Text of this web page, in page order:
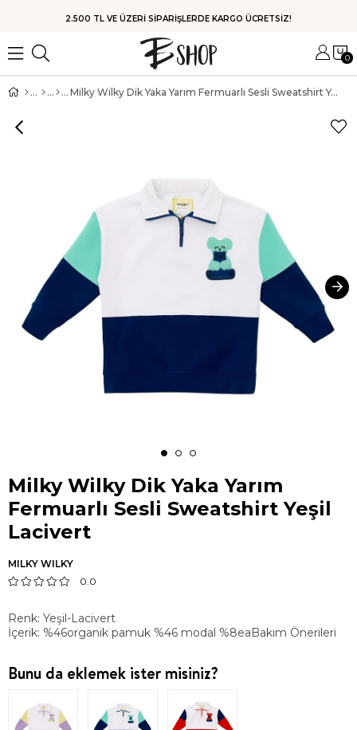
HIZLI KARGO
0
Milky Wilky Dik Yaka Yarım Fermuarlı Sesli Sweatshirt Yeşil Lacivert
Milky Wilky Dik Yaka Yarım
Fermuarlı Sesli Sweatshirt Yeşil
Lacivert
MILKY WILKY
0.0
Renk: Yeşil-Lacivert
İçerik: %46organik pamuk %46 modal %8eaBakım Önerileri
Bunu da eklemek ister misiniz?